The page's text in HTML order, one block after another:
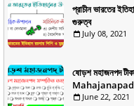
প্রাচীন ভারতের
গুরুত্ব
July 08, 2021
ষোড়শ মহাজনপদ
June 22, 2021